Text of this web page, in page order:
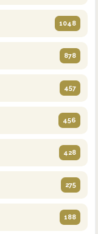
1048
878
457
456
428
275
188